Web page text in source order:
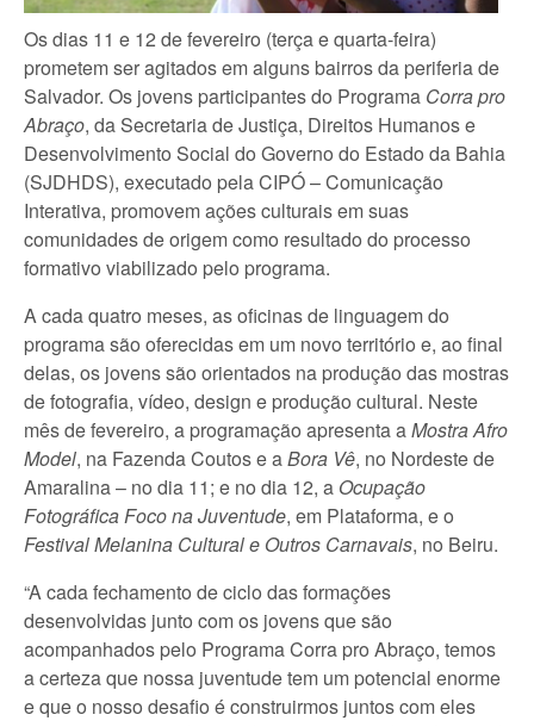
Os dias 11 e 12 de fevereiro (terça e quarta-feira)
prometem ser agitados em alguns bairros da periferia de
Salvador. Os jovens participantes do Programa Corra pro
Abraço, da Secretaria de Justiça, Direitos Humanos e
Desenvolvimento Social do Governo do Estado da Bahia
(SJDHDS), executado pela CIPÓ – Comunicação
Interativa, promovem ações culturais em suas
comunidades de origem como resultado do processo
formativo viabilizado pelo programa.
A cada quatro meses, as oficinas de linguagem do
programa são oferecidas em um novo território e, ao final
delas, os jovens são orientados na produção das mostras
de fotografia, vídeo, design e produção cultural. Neste
mês de fevereiro, a programação apresenta aMostra Afro
Model, na Fazenda Coutos e aBora Vê, no Nordeste de
Amaralina – no dia 11; e no dia 12, a Ocupação
Fotográfica Foco na Juventude, em Plataforma, e o
Festival Melanina Cultural e Outros Carnavais, no Beiru.
“A cada fechamento de ciclo das formações
desenvolvidas junto com os jovens que são
acompanhados pelo Programa Corra pro Abraço, temos
a certeza que nossa juventude tem um potencial enorme
e que o nosso desafio é construirmos juntos com eles